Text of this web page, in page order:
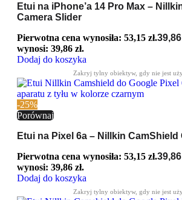
Etui na iPhone’a 14 Pro Max –
Camera Slider
Pierwotna cena wynosiła: 53,15 zł.39,86
wynosi: 39,86 zł.
Dodaj do koszyka
-25%
Porównaj
Etui na Pixel 6a – Nillkin CamShield
Pierwotna cena wynosiła: 53,15 zł.39,86
wynosi: 39,86 zł.
Dodaj do koszyka